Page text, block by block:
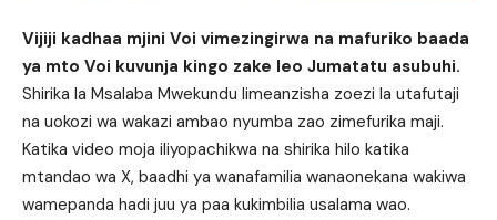
Vijiji kadhaa mjini Voi vimezingirwa na mafuriko baada
ya mto Voi kuvunja kingo zake leo Jumatatu asubuhi.
Shirika la Msalaba Mwekundu limeanzisha zoezi la utafutaji
na uokozi wa wakazi ambao nyumba zao zimefurika maji.
Katika video moja iliyopachikwa na shirika hilo katika
mtandao wa X, baadhi ya wanafamilia wanaonekana wakiwa
wamepanda hadi juu ya paa kukimbilia usalama wao.